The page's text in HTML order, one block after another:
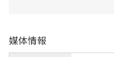
媒体情報